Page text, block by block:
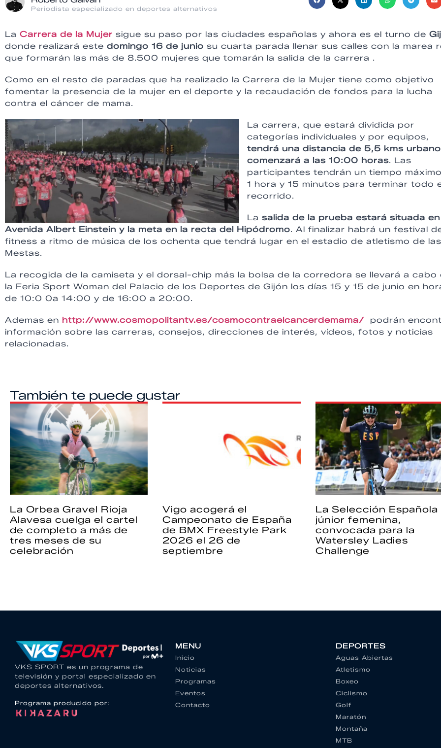
Periodista especializado en deportes alternativos
La Carrera de la Mujer sigue su paso por las ciudades españolas y ahora es el turno de
donde realizará este domingo 16 de junio su cuarta parada llenar sus calles con la marea
que formarán las más de 8.500 mujeres que tomarán la salida de la carrera .
Como en el resto de paradas que ha realizado la Carrera de la Mujer tiene como objetivo
fomentar la presencia de la mujer en el deporte y la recaudación de fondos para la lucha
contra el cáncer de mama.
La carrera, que estará dividida por
categorías individuales y por equipos,
tendrá una distancia de 5,5 kms
comenzará a las 10:00 horas. Las
participantes tendrán un tiempo
1 hora y 15 minutos para terminar todo
recorrido.
La salida de la prueba estará situada
Avenida Albert Einstein y la meta en la recta del Hipódromo. Al finalizar habrá un festival
fitness a ritmo de música de los ochenta que tendrá lugar en el estadio de atletismo de las
Mestas.
La recogida de la camiseta y el dorsal-chip más la bolsa de la corredora se llevará a cabo
la Feria Sport Woman del Palacio de los Deportes de Gijón los días 15 y 15 de junio en
de 10:0 0a 14:00 y de 16:00 a 20:00.
Ademas en http://www.cosmopolitantv.es/cosmocontraelcancerdemama/ podrán
información sobre las carreras, consejos, direcciones de interés, vídeos, fotos y noticias
relacionadas.
También te puede gustar
La Orbea Gravel Rioja
Alavesa cuelga el cartel
de completo a más de
tres meses de su
celebración
Vigo acogerá el
Campeonato de España
de BMX Freestyle Park
2026 el 26 de
septiembre
La Selección Española
júnior femenina,
convocada para la
Watersley Ladies
Challenge
VKS SPORT es un programa de
televisión y portal especializado en
deportes alternativos.
Programa producido por:
MENU
Inicio
Noticias
Programas
Eventos
Contacto
DEPORTES
Aguas Abiertas
Atletismo
Boxeo
Ciclismo
Golf
Maratón
Montaña
MTB